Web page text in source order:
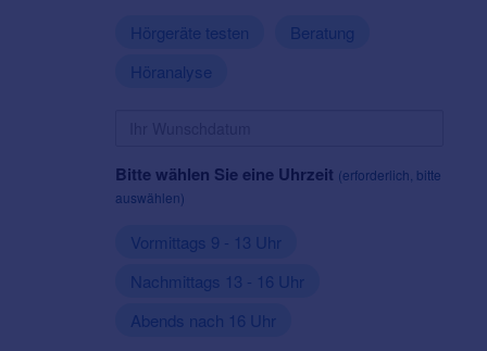
Hörgeräte testen
Beratung
Höranalyse
Bitte wählen Sie eine Uhrzeit (erforderlich, bitte
auswählen)
Vormittags 9 - 13 Uhr
Nachmittags 13 - 16 Uhr
Abends nach 16 Uhr